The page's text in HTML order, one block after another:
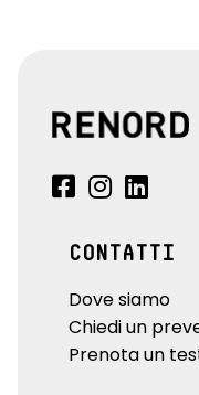
CONTATTI
Dove siamo
Chiedi un
Prenota un